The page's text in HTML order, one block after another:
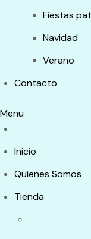
Fiestas
Navidad
Verano
Contacto
Menu
Inicio
Quienes Somos
Tienda